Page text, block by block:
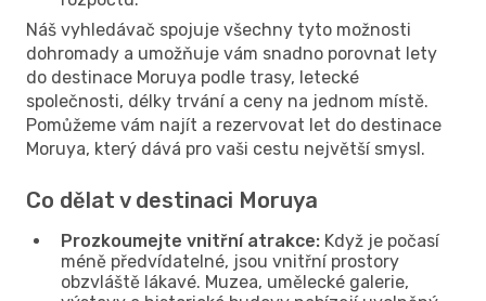
Náš vyhledávač spojuje všechny tyto možnosti
dohromady a umožňuje vám snadno porovnat lety
do destinace Moruya podle trasy, letecké
společnosti, délky trvání a ceny na jednom místě.
Pomůžeme vám najít a rezervovat let do destinace
Moruya, který dává pro vaši cestu největší smysl.
Co dělat v destinaci Moruya
Prozkoumejte vnitřní atrakce: Když je počasí
méně předvídatelné, jsou vnitřní prostory
obzvláště lákavé. Muzea, umělecké galerie,